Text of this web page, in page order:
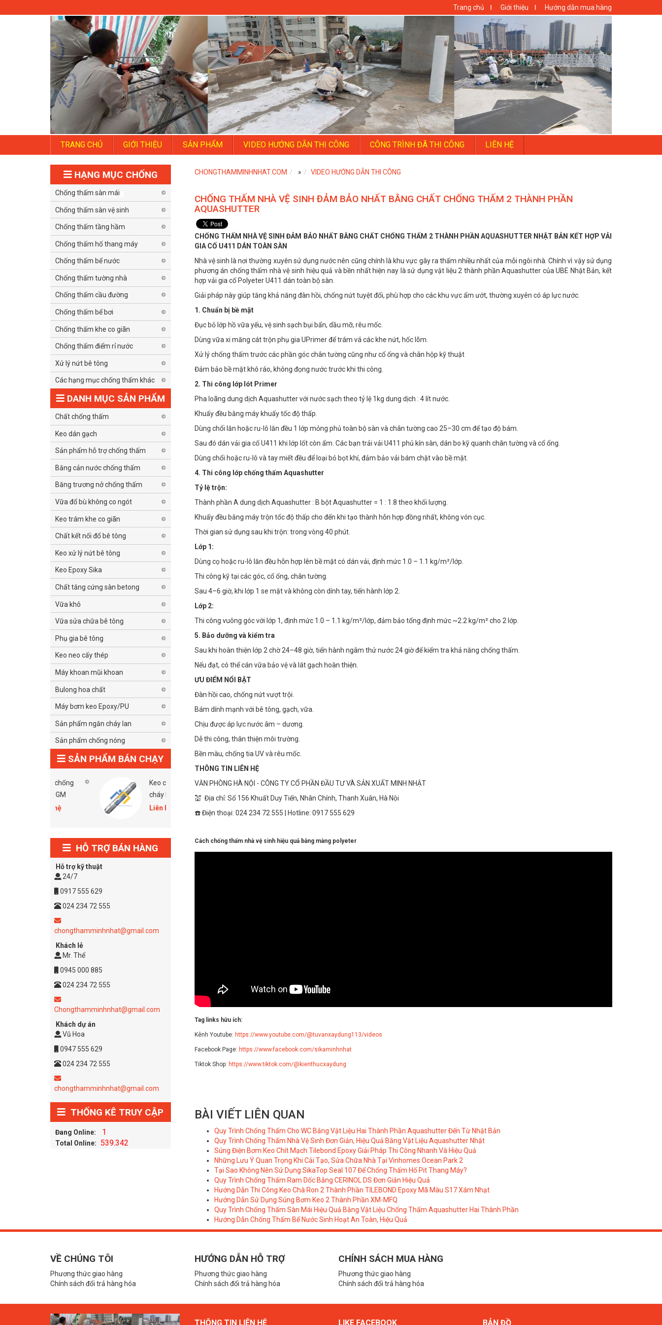
Trang chủ Giới thiệu Hướng dẫn mua hàng
TRANG CHỦ GIỚI THIỆU SẢN PHẨM VIDEO HƯỚNG DẪN THI CÔNG CÔNG TRÌNH ĐÃ THI CÔNG LIÊN HỆ
CHONGTHAMMINHNHAT.COM » VIDEO HƯỚNG DẪN THI CÔNG
CHỐNG THẤM NHÀ VỆ SINH ĐẢM BẢO NHẤT BẰNG CHẤT CHỐNG THẤM 2 THÀNH PHẦN
AQUASHUTTER
CHỐNG THẤM NHÀ VỆ SINH ĐẢM BẢO NHẤT BẰNG CHẤT CHỐNG THẤM 2 THÀNH PHẦN AQUASHUTTER NHẬT BẢN KẾT HỢP VẢI
GIA CỐ U411 DÁN TOÀN SÀN
Nhà vệ sinh là nơi thường xuyên sử dụng nước nên cũng chính là khu vực gây ra thấm nhiều nhất của mỗi ngôi nhà. Chính vì vậy sử dụng
phương án chống thấm nhà vệ sinh hiệu quả và bền nhất hiện nay là sử dụng vật liệu 2 thành phần Aquashutter của UBE Nhật Bản, kết
hợp vải gia cố Polyeter U411 dán toàn bộ sàn.
Giải pháp này giúp tăng khả năng đàn hồi, chống nứt tuyệt đối, phù hợp cho các khu vực ẩm ướt, thường xuyên có áp lực nước.
1. Chuẩn bị bề mặt
Đục bỏ lớp hồ vữa yếu, vệ sinh sạch bụi bẩn, dầu mỡ, rêu mốc.
Dùng vữa xi măng cát trộn phụ gia UPrimer để trám vá các khe nứt, hốc lõm.
Xử lý chống thấm trước các phần góc chân tường cũng như cổ ống và chân hộp kỹ thuật
Đảm bảo bề mặt khô ráo, không đọng nước trước khi thi công.
2. Thi công lớp lót Primer
Pha loãng dung dịch Aquashutter với nước sạch theo tỷ lệ 1kg dung dịch : 4 lít nước.
Khuấy đều bằng máy khuấy tốc độ thấp.
Dùng chổi lăn hoặc ru-lô lăn đều 1 lớp mỏng phủ toàn bộ sàn và chân tường cao 25–30 cm để tạo độ bám.
Sau đó dán vải gia cố U411 khi lớp lốt còn ẩm. Các bạn trải vải U411 phủ kín sàn, dán bo kỹ quanh chân tường và cổ ống.
Dùng chổi hoặc ru-lô và tay miết đều để loại bỏ bọt khí, đảm bảo vải bám chặt vào bề mặt.
4. Thi công lớp chống thấm Aquashutter
Tỷ lệ trộn:
Thành phần A dung dịch Aquashutter : B bột Aquashutter = 1 : 1.8 theo khối lượng.
Khuấy đều bằng máy trộn tốc độ thấp cho đến khi tạo thành hỗn hợp đồng nhất, không vón cục.
Thời gian sử dụng sau khi trộn: trong vòng 40 phút.
Lớp 1:
Dùng cọ hoặc ru-lô lăn đều hỗn hợp lên bề mặt có dán vải, định mức 1.0 – 1.1 kg/m²/lớp.
Thi công kỹ tại các góc, cổ ống, chân tường.
Sau 4–6 giờ, khi lớp 1 se mặt và không còn dính tay, tiến hành lớp 2.
Lớp 2:
Thi công vuông góc với lớp 1, định mức 1.0 – 1.1 kg/m²/lớp, đảm bảo tổng định mức ~2.2 kg/m² cho 2 lớp.
5. Bảo dưỡng và kiểm tra
Sau khi hoàn thiện lớp 2 chờ 24–48 giờ, tiến hành ngâm thử nước 24 giờ để kiểm tra khả năng chống thấm.
Nếu đạt, có thể cán vữa bảo vệ và lát gạch hoàn thiện.
ƯU ĐIỂM NỔI BẬT
Đàn hồi cao, chống nứt vượt trội.
Bám dính mạnh với bê tông, gạch, vữa.
Chịu được áp lực nước âm – dương.
Dễ thi công, thân thiện môi trường.
Bền màu, chống tia UV và rêu mốc.
THÔNG TIN LIÊN HỆ
VĂN PHÒNG HÀ NỘI - CÔNG TY CỔ PHẦN ĐẦU TƯ VÀ SẢN XUẤT MINH NHẬT
💒 Địa chỉ: Số 156 Khuất Duy Tiến, Nhân Chính, Thanh Xuân, Hà Nội
☎️ Điện thoại: 024 234 72 555 | Hotline: 0917 555 629
Cách chống thấm nhà vệ sinh hiệu quả bằng màng polyeter
Tag links hữu ích:
Kênh Youtube: https://www.youtube.com/@tuvanxaydung113/videos
Facebook Page: https://www.facebook.com/sikaminhnhat
Tiktok Shop: https://www.tiktok.com/@kienthucxaydung
BÀI VIẾT LIÊN QUAN
Quy Trình Chống Thấm Cho WC Bằng Vật Liệu Hai Thành Phần Aquashutter Đến Từ Nhật Bản
Quy Trình Chống Thấm Nhà Vệ Sinh Đơn Giản, Hiệu Quả Bằng Vật Liệu Aquashutter Nhật
Súng Điện Bơm Keo Chít Mạch Tilebond Epoxy Giải Pháp Thi Công Nhanh Và Hiệu Quả
Những Lưu Ý Quan Trọng Khi Cải Tạo, Sửa Chữa Nhà Tại Vinhomes Ocean Park 2
Tại Sao Không Nên Sử Dụng SikaTop Seal 107 Để Chống Thấm Hố Pit Thang Máy?
Quy Trình Chống Thấm Ram Dốc Bằng CERINOL DS Đơn Giản Hiệu Quả
Hướng Dẫn Thi Công Keo Chà Ron 2 Thành Phần TILEBOND Epoxy Mã Màu S17 Xám Nhạt
Hướng Dẫn Sử Dụng Súng Bơm Keo 2 Thành Phần XM-MFQ
Quy Trình Chống Thấm Sàn Mái Hiệu Quả Bằng Vật Liệu Chống Thấm Aquashutter Hai Thành Phần
Hướng Dẫn Chống Thấm Bể Nước Sinh Hoạt An Toàn, Hiệu Quả
HẠNG MỤC CHỐNG
THẤM
Chống thấm sàn mái
Chống thấm sàn vệ sinh
Chống thấm tầng hầm
Chống thấm hố thang máy
Chống thấm bể nước
Chống thấm tường nhà
Chống thấm cầu đường
Chống thấm bể bơi
Chống thấm khe co giãn
Chống thấm điểm rỉ nước
Xử lý nứt bê tông
Các hạng mục chống thấm khác
DANH MỤC SẢN PHẨM
Chất chống thấm
Keo dán gạch
Sản phẩm hỗ trợ chống thấm
Băng cản nước chống thấm
Băng trương nở chống thấm
Vữa đổ bù không co ngót
Keo trám khe co giãn
Chất kết nối đổ bê tông
Keo xử lý nứt bê tông
Keo Epoxy Sika
Chất tăng cứng sàn betong
Vữa khô
Vữa sửa chữa bê tông
Phụ gia bê tông
Keo neo cấy thép
Máy khoan mũi khoan
Bulong hoa chất
Máy bơm keo Epoxy/PU
Sản phẩm ngăn cháy lan
Sản phẩm chống nóng
SẢN PHẨM BÁN CHẠY
Keo chống
cháy Hilti Cp
606 Grey
Liên hệ
Vữa ngăn cháy
lan Hilti CP 636
Silicone chống
cháy Hilti CP
HỖ TRỢ BÁN HÀNG
Hỗ trợ kỹ thuật
24/7
0917 555 629
024 234 72 555
chongthamminhnhat@gmail.com
Khách lẻ
Mr. Thể
0945 000 885
024 234 72 555
Chongthamminhnhat@gmail.com
Khách dự án
Vũ Hoa
0947 555 629
024 234 72 555
chongthamminhnhat@gmail.com
THỐNG KÊ TRUY CẬP
Đang Online: 1
Total Online: 539.342
VỀ CHÚNG TÔI
Phương thức giao hàng
Chính sách đổi trả hàng hóa
HƯỚNG DẪN HỖ TRỢ
Phương thức giao hàng
Chính sách đổi trả hàng hóa
CHÍNH SÁCH MUA HÀNG
Phương thức giao hàng
Chính sách đổi trả hàng hóa
THÔNG TIN LIÊN HỆ LIKE FACEBOOK BẢN ĐỒ